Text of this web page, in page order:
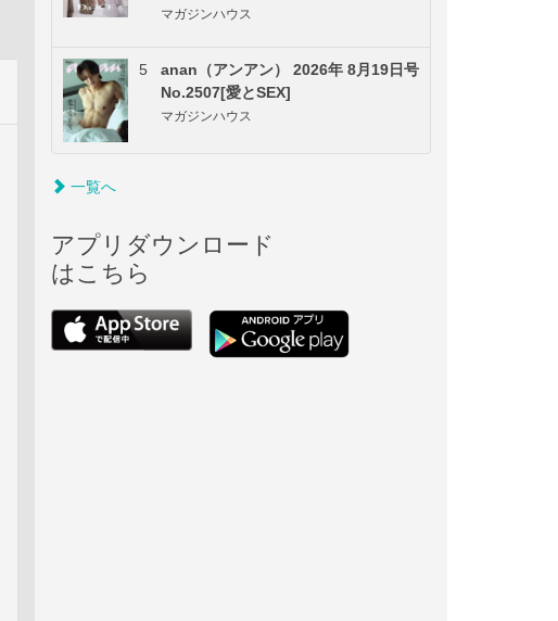
マガジンハウス
5
anan（アンアン） 2026年 8月19日号
No.2507[愛とSEX]
マガジンハウス
一覧へ
アプリダウンロード
はこちら